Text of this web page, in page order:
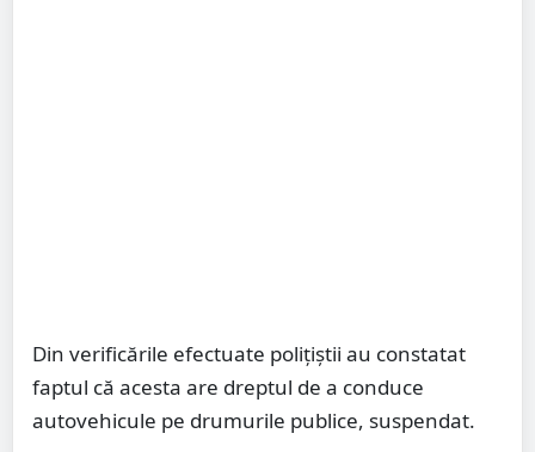
Din verificările efectuate polițiștii au constatat
faptul că acesta are dreptul de a conduce
autovehicule pe drumurile publice, suspendat.